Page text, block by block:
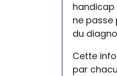
handicap
ne passe
du
Cette
par